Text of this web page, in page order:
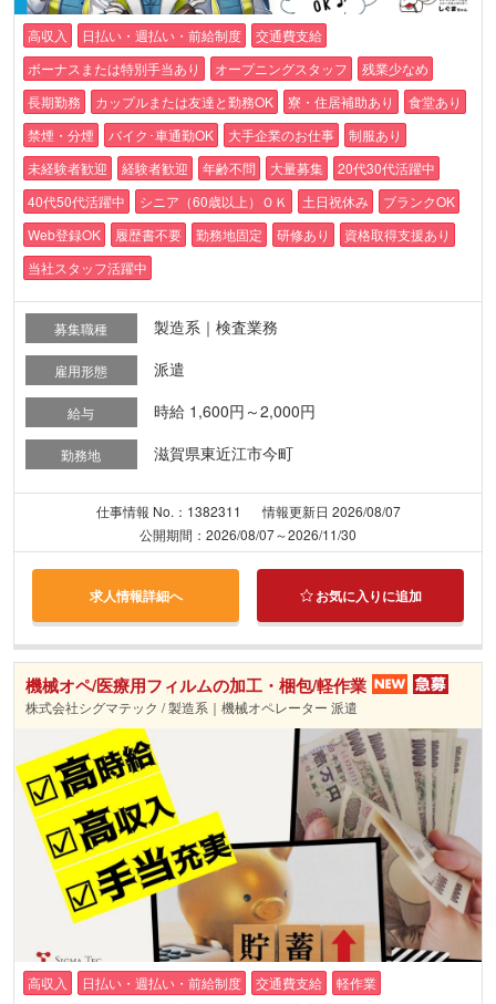
高収入 日払い・週払い・前給制度
交通費支給
ボーナスまたは特別手当あり
オープニングスタッフ
残業少なめ
長期勤務
カップルまたは友達と勤務OK 寮・住居補助あり
食堂あり
禁煙・分煙
バイク･車通勤OK 大手企業のお仕事
制服あり
未経験者歓迎
経験者歓迎 年齢不問 大量募集
20代30代活躍中
40代50代活躍中
シニア（60歳以上）ＯＫ 土日祝休み
ブランクOK
Web登録OK
履歴書不要 勤務地固定 研修あり
資格取得支援あり
当社スタッフ活躍中
募集職種 製造系｜検査業務
雇用形態 派遣
給与 時給 1,600円～2,000円
勤務地 滋賀県東近江市今町
仕事情報 No.：1382311
情報更新日 2026/08/07
公開期間：2026/08/07～2026/11/30
求人情報詳細へ お気に入りに追加
機械オペ/医療用フィルムの加工・梱包/軽作業
株式会社シグマテック / 製造系｜機械オペレーター 派遣
高収入 日払い・週払い・前給制度 交通費支給
軽作業